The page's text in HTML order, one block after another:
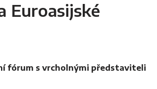
Euroasijské
fórum s vrcholnými představiteli